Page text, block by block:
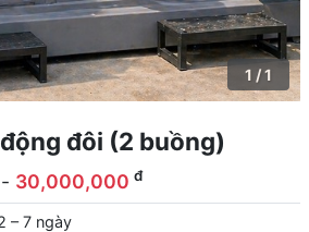
1 / 1
đôi (2 buồng)
- 30,000,000 đ
– 7 ngày